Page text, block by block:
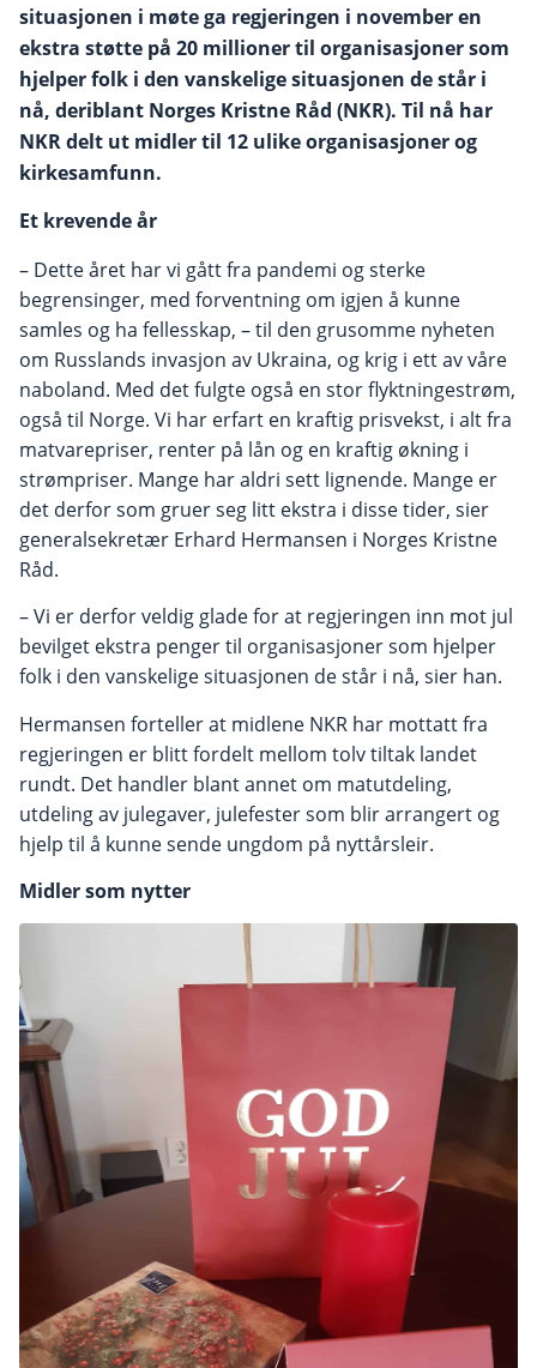
situasjonen i møte ga regjeringen i november en
ekstra støtte på 20 millioner til organisasjoner som
hjelper folk i den vanskelige situasjonen de står i
nå, deriblant Norges Kristne Råd (NKR). Til nå har
NKR delt ut midler til 12 ulike organisasjoner og
kirkesamfunn.
Et krevende år
– Dette året har vi gått fra pandemi og sterke
begrensinger, med forventning om igjen å kunne
samles og ha fellesskap, – til den grusomme nyheten
om Russlands invasjon av Ukraina, og krig i ett av våre
naboland. Med det fulgte også en stor flyktningestrøm,
også til Norge. Vi har erfart en kraftig prisvekst, i alt fra
matvarepriser, renter på lån og en kraftig økning i
strømpriser. Mange har aldri sett lignende. Mange er
det derfor som gruer seg litt ekstra i disse tider, sier
generalsekretær Erhard Hermansen i Norges Kristne
Råd.
– Vi er derfor veldig glade for at regjeringen inn mot jul
bevilget ekstra penger til organisasjoner som hjelper
folk i den vanskelige situasjonen de står i nå, sier han.
Hermansen forteller at midlene NKR har mottatt fra
regjeringen er blitt fordelt mellom tolv tiltak landet
rundt. Det handler blant annet om matutdeling,
utdeling av julegaver, julefester som blir arrangert og
hjelp til å kunne sende ungdom på nyttårsleir.
Midler som nytter